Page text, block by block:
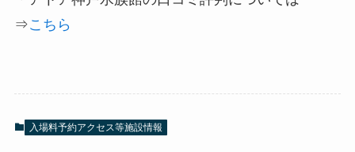
⇒こちら
入場料予約アクセス等施設情報